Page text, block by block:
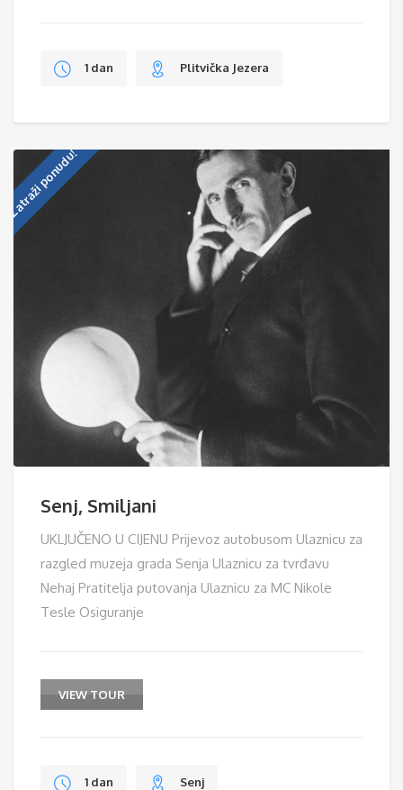
1 dan Plitvička Jezera
Zatraži ponudu!
Senj, Smiljani
UKLJUČENO U CIJENU Prijevoz autobusom Ulaznicu za
razgled muzeja grada Senja Ulaznicu za tvrđavu
Nehaj Pratitelja putovanja Ulaznicu za MC Nikole
Tesle Osiguranje
VIEW TOUR
1 dan Senj